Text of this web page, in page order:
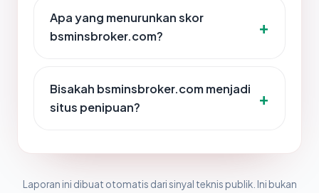
Apa yang menurunkan skor
bsminsbroker.com?
Bisakah bsminsbroker.com menjadi
situs penipuan?
Laporan ini dibuat otomatis dari sinyal teknis publik. Ini bukan